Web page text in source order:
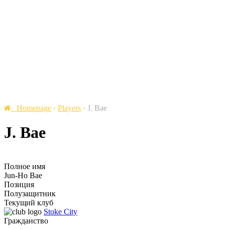
Homepage › Players › J. Bae
J. Bae
Полное имя
Jun-Ho Bae
Позиция
Полузащитник
Текущий клуб
Stoke City
Гражданство